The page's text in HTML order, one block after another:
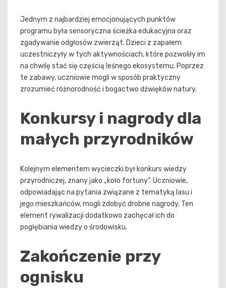
Jednym z najbardziej emocjonujących punktów
programu była sensoryczna ścieżka edukacyjna oraz
zgadywanie odgłosów zwierząt. Dzieci z zapałem
uczestniczyły w tych aktywnościach, które pozwoliły im
na chwilę stać się częścią leśnego ekosystemu. Poprzez
te zabawy, uczniowie mogli w sposób praktyczny
zrozumieć różnorodność i bogactwo dźwięków natury.
Konkursy i nagrody dla
małych przyrodników
Kolejnym elementem wycieczki był konkurs wiedzy
przyrodniczej, znany jako „koło fortuny”. Uczniowie,
odpowiadając na pytania związane z tematyką lasu i
jego mieszkańców, mogli zdobyć drobne nagrody. Ten
element rywalizacji dodatkowo zachęcał ich do
pogłębiania wiedzy o środowisku.
Zakończenie przy
ognisku